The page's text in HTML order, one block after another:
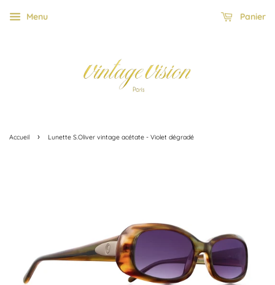
Menu Panier
Accueil › Lunette S.Oliver vintage acétate - Violet dégradé